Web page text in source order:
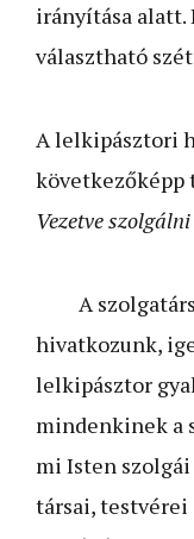
irányítása
választható
A lelkipásztori
következőképp
Vezetve
A
hivatkozunk,
lelkipásztor
mindenkinek a
mi Isten
társai, testvérei